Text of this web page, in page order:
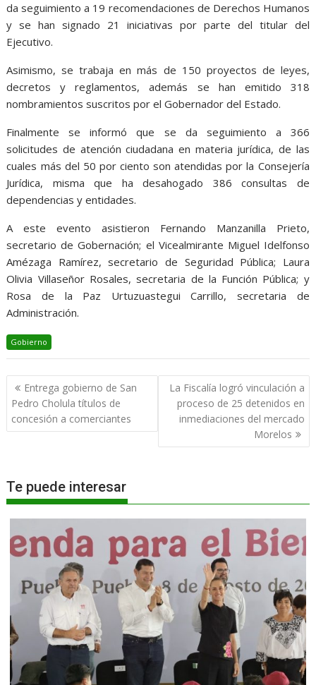
da seguimiento a 19 recomendaciones de Derechos Humanos
y se han signado 21 iniciativas por parte del titular del
Ejecutivo.
Asimismo, se trabaja en más de 150 proyectos de leyes,
decretos y reglamentos, además se han emitido 318
nombramientos suscritos por el Gobernador del Estado.
Finalmente se informó que se da seguimiento a 366
solicitudes de atención ciudadana en materia jurídica, de las
cuales más del 50 por ciento son atendidas por la Consejería
Jurídica, misma que ha desahogado 386 consultas de
dependencias y entidades.
A este evento asistieron Fernando Manzanilla Prieto,
secretario de Gobernación; el Vicealmirante Miguel Idelfonso
Amézaga Ramírez, secretario de Seguridad Pública; Laura
Olivia Villaseñor Rosales, secretaria de la Función Pública; y
Rosa de la Paz Urtuzuastegui Carrillo, secretaria de
Administración.
Gobierno
Navegación
de
entradas
Entrega gobierno de San
Pedro Cholula títulos de
concesión a comerciantes
La Fiscalía logró vinculación a
proceso de 25 detenidos en
inmediaciones del mercado
Morelos
Te puede interesar